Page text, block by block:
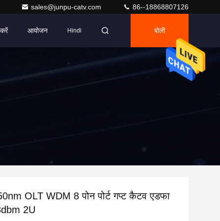
sales@junpu-catv.com 86--18868807126
आयोजन Hindi बोली
OLT WDM 8 पोन पोर्ट गप्ट कैटव एडफा
2U